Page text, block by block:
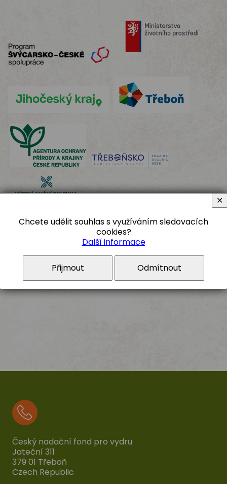
Český nadační fond pro vydru
Jateční 311
379 01 Třeboň
Czech Republic
Chcete udělit souhlas s využíváním sledovacích
cookies?
Další informace
Přijmout Odmítnout
✕